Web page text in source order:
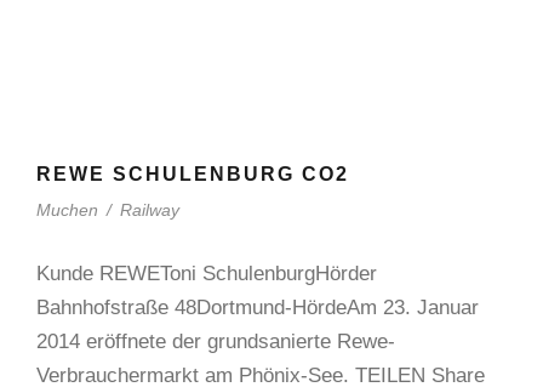
REWE SCHULENBURG CO2
Muchen / Railway
Kunde REWEToni SchulenburgHörder
Bahnhofstraße 48Dortmund-HördeAm 23. Januar
2014 eröffnete der grundsanierte Rewe-
Verbrauchermarkt am Phönix-See. TEILEN Share